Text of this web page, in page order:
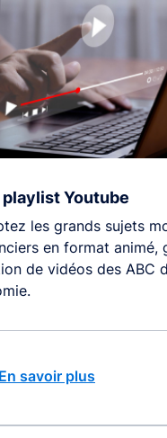
Youtube
les grands sujets
en format animé,
de vidéos des ABC
En savoir plus